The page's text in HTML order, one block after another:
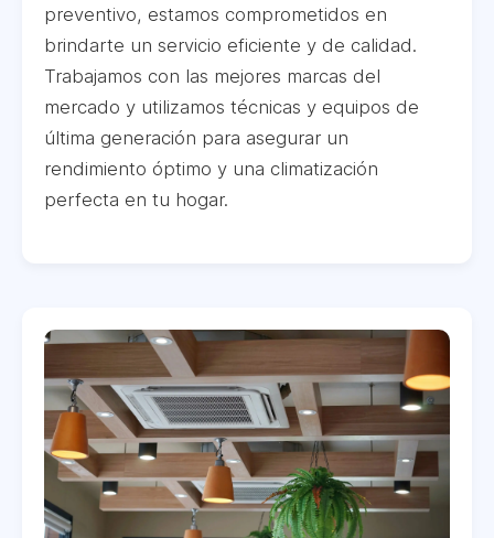
preventivo, estamos comprometidos en
brindarte un servicio eficiente y de calidad.
Trabajamos con las mejores marcas del
mercado y utilizamos técnicas y equipos de
última generación para asegurar un
rendimiento óptimo y una climatización
perfecta en tu hogar.